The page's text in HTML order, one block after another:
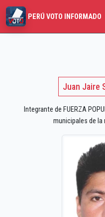
PERÚ VOTO INFORMADO
Juan Jaire
Integrante de FUERZA
municipales de la